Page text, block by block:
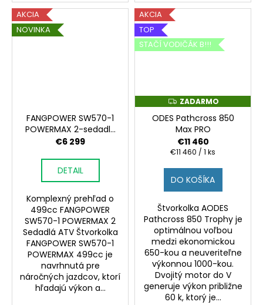
AKCIA
NOVINKA
FANGPOWER SW570-1
POWERMAX 2-sedadlá
ATV – štvorkolka na
offroad500CC
€6 299
DETAIL
Komplexný prehľad o
499cc FANGPOWER
SW570-1 POWERMAX 2
Sedadlá ATV Štvorkolka
FANGPOWER SW570-1
POWERMAX 499cc je
navrhnutá pre
náročných jazdcov, ktorí
hľadajú výkon a...
AKCIA
TOP
STAČÍ VODIČÁK B!!!
Z
A
D
A
R
M
O
ZADARMO
ODES Pathcross 850
Max PRO
€11 460
Jednotková
€11 460 / 1 ks
DO KOŠÍKA
Štvorkolka AODES
Pathcross 850 Trophy je
optimálnou voľbou
medzi ekonomickou
650-kou a neuveriteľne
výkonnou 1000-kou.
Dvojitý motor do V
generuje výkon približne
60 k, ktorý je...